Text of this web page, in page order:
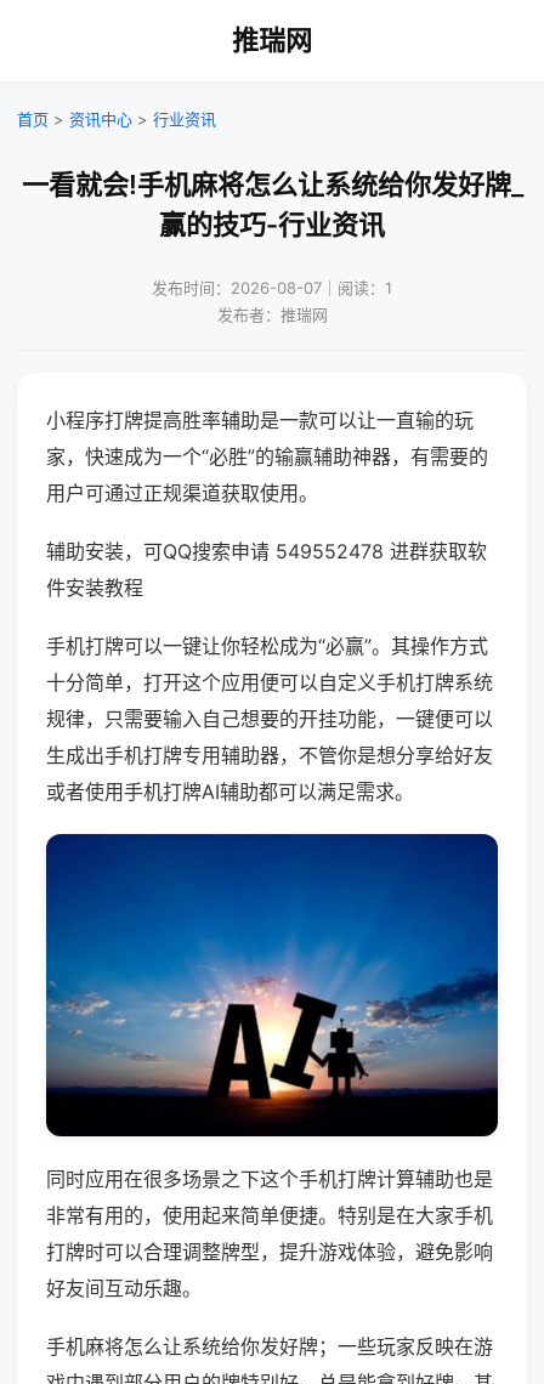
推瑞网
首页 > 资讯中心 > 行业资讯
一看就会!手机麻将怎么让系统给你发好牌_
赢的技巧-行业资讯
发布时间：2026-08-07｜阅读：1
发布者：推瑞网
小程序打牌提高胜率辅助是一款可以让一直输的玩
家，快速成为一个“必胜”的输赢辅助神器，有需要的
用户可通过正规渠道获取使用。
辅助安装，可QQ搜索申请 549552478 进群获取软
件安装教程
手机打牌可以一键让你轻松成为“必赢”。其操作方式
十分简单，打开这个应用便可以自定义手机打牌系统
规律，只需要输入自己想要的开挂功能，一键便可以
生成出手机打牌专用辅助器，不管你是想分享给好友
或者使用手机打牌AI辅助都可以满足需求。
同时应用在很多场景之下这个手机打牌计算辅助也是
非常有用的，使用起来简单便捷。特别是在大家手机
打牌时可以合理调整牌型，提升游戏体验，避免影响
好友间互动乐趣。
手机麻将怎么让系统给你发好牌；一些玩家反映在游